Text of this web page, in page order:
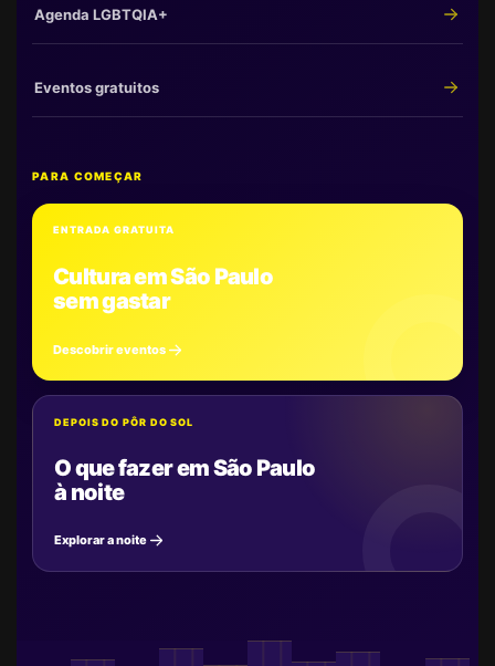
Agenda LGBTQIA+
Eventos gratuitos
PARA COMEÇAR
ENTRADA GRATUITA
Cultura em São Paulo
sem gastar
Descobrir eventos
DEPOIS DO PÔR DO SOL
O que fazer em São Paulo
à noite
Explorar a noite